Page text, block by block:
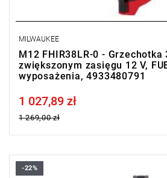
MILWAUKEE
M12 FHIR38LR-0 - Grzechotka
zwiększonym zasięgu 12 V,
wyposażenia, 4933480791
Price tax included
1 027,89 zł
1 269,00 zł
Ta grzechotka posiada większą szybkość i
-22%